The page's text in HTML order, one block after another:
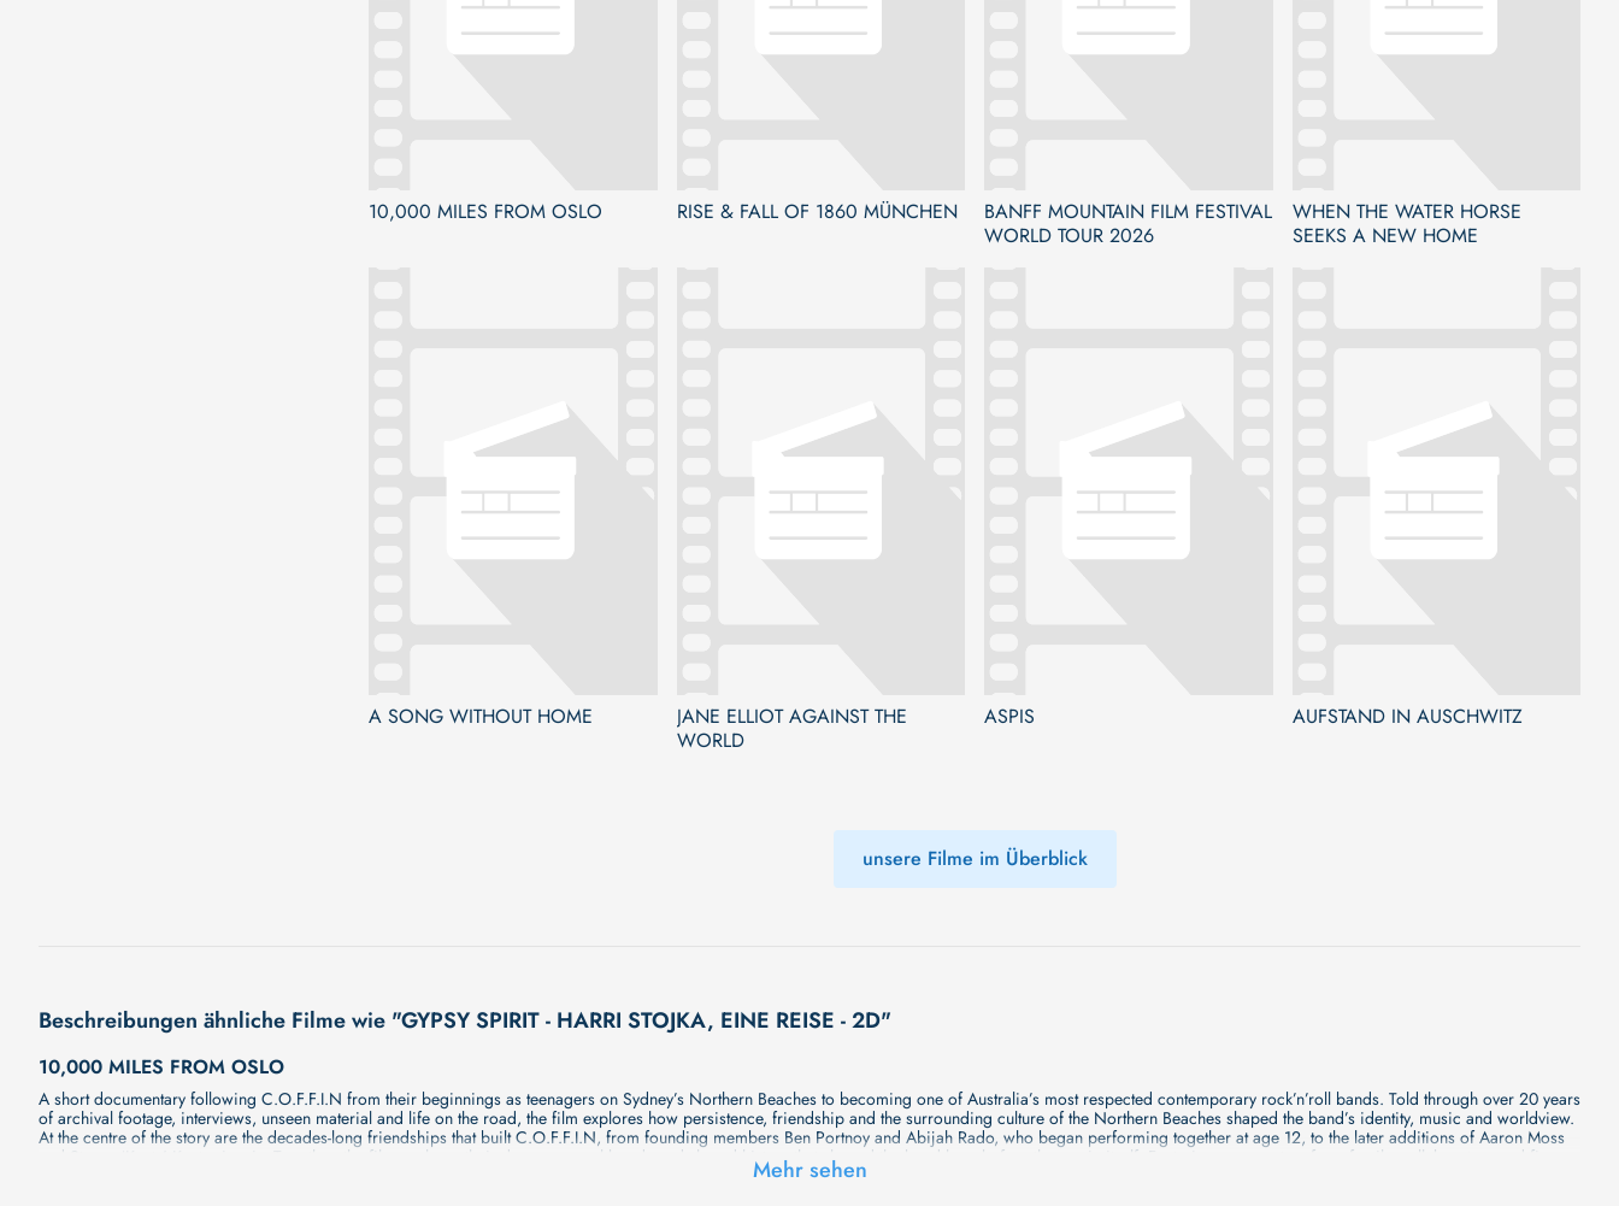
10,000 MILES FROM OSLO RISE & FALL OF 1860 MÜNCHEN
BANFF MOUNTAIN FILM FESTIVAL
WORLD TOUR 2026
WHEN THE WATER HORSE
SEEKS A NEW HOME
A SONG WITHOUT HOME
JANE ELLIOT AGAINST THE
WORLD
ASPIS AUFSTAND IN AUSCHWITZ
unsere Filme im Überblick
Beschreibungen ähnliche Filme wie "GYPSY SPIRIT - HARRI STOJKA, EINE REISE - 2D"
10,000 MILES FROM OSLO
A short documentary following C.O.F.F.I.N from their beginnings as teenagers on Sydney’s Northern Beaches to becoming one of Australia’s most respected contemporary rock’n’roll bands. Told through over 20 years
of archival footage, interviews, unseen material and life on the road, the film explores how persistence, friendship and the surrounding culture of the Northern Beaches shaped the band’s identity, music and worldview.
At the centre of the story are the decades-long friendships that built C.O.F.F.I.N, from founding members Ben Portnoy and Abijah Rado, who began performing together at age 12, to the later additions of Aaron Moss
and Steven ‘Kosty’ Kostogiannis. Together, the film explores their deep personal bonds and shared history that shaped the band long before the music itself. Featuring commentary from family, collaborators and figures
across the Australian music community, alongside live in-studio performances and early previews of unreleased music, the film offers an intimate inside view into who C.O.F.F.I.N is.
Mehr sehen